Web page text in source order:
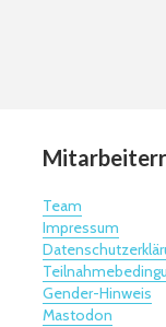
Team
Impressum
Gender-Hinweis
Mastodon